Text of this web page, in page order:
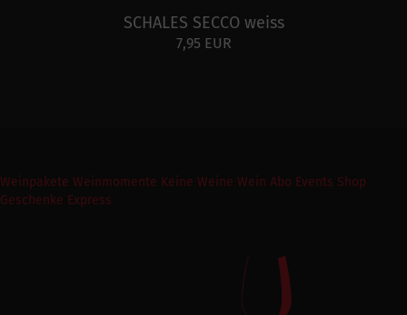
SCHALES SECCO weiss
7,95 EUR
Weinpakete Weinmomente Keine Weine Wein Abo Events Shop
Geschenke Express